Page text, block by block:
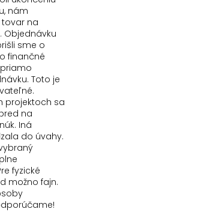
nám
tovar na
Objednávku
sme o
finančné
Toto je
projektoch sa
na
Iná
do úvahy.
fyzické
možno fajn.